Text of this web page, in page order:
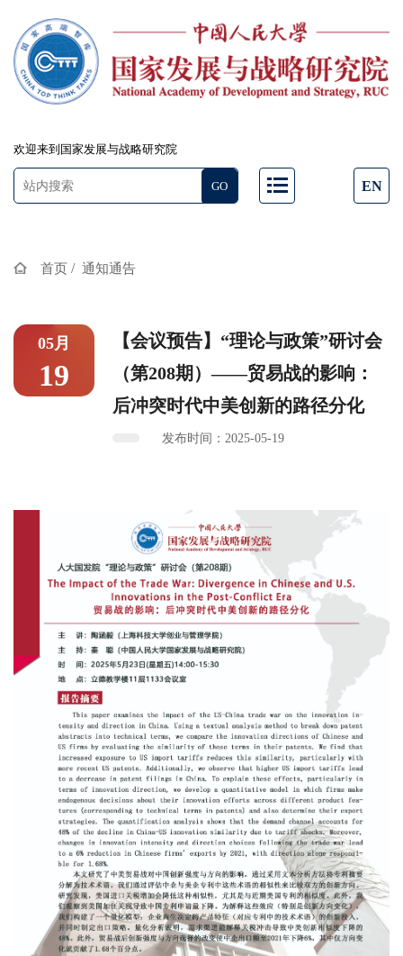
欢迎来到国家发展与战略研究院
EN
首页 / 通知通告
05月
19
【会议预告】“理论与政策”研讨会
（第208期）——贸易战的影响：
后冲突时代中美创新的路径分化
发布时间：2025-05-19